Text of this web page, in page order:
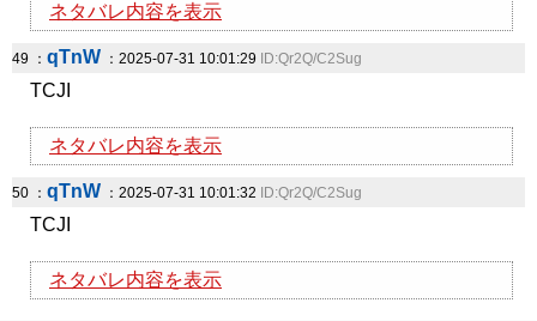
ネタバレ内容を表示
49 ： qTnW ：2025-07-31 10:01:29 ID:Qr2Q/C2Sug
TCJI
ネタバレ内容を表示
50 ： qTnW ：2025-07-31 10:01:32 ID:Qr2Q/C2Sug
TCJI
ネタバレ内容を表示